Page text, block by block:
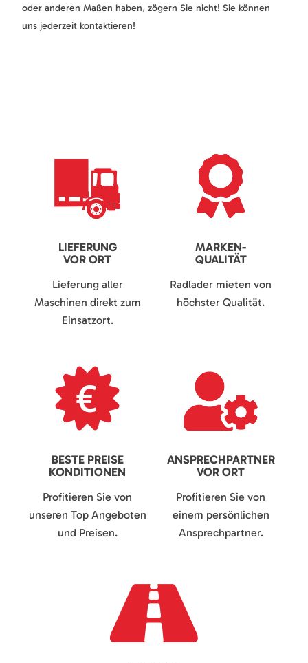
oder anderen Maßen haben, zögern Sie nicht! Sie können
uns jederzeit kontaktieren!
LIEFERUNG
VOR ORT
Lieferung aller
Maschinen direkt zum
Einsatzort.
MARKEN-
QUALITÄT
Radlader mieten von
höchster Qualität.
BESTE PREISE
KONDITIONEN
Profitieren Sie von
unseren Top Angeboten
und Preisen.
ANSPRECHPARTNER
VOR ORT
Profitieren Sie von
einem persönlichen
Ansprechpartner.